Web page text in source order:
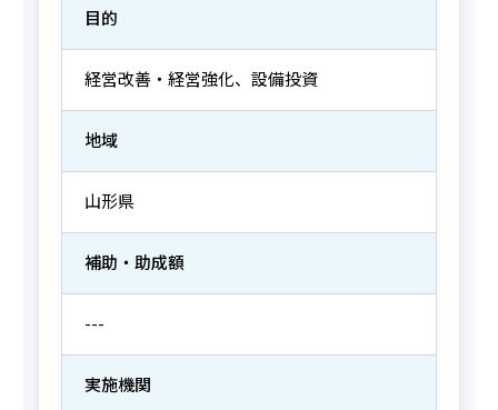
目的
経営改善・経営強化、設備投資
地域
山形県
補助・助成額
---
実施機関